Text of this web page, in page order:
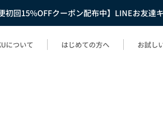
初回15%OFFクーポン配布中】LINEお友達
について はじめての方へ お試し